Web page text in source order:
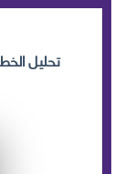
تحليل